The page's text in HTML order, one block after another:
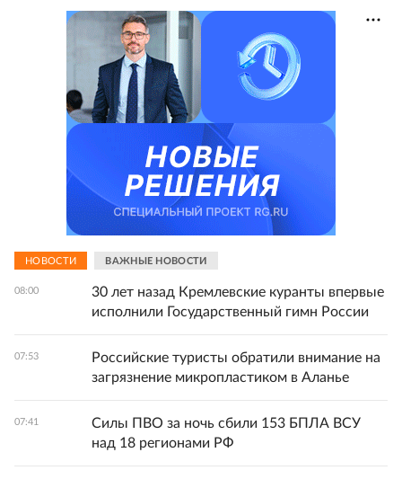
НОВОСТИ ВАЖНЫЕ НОВОСТИ
08:00
30 лет назад Кремлевские куранты впервые
исполнили Государственный гимн России
07:53
Российские туристы обратили внимание на
загрязнение микропластиком в Аланье
07:41
Силы ПВО за ночь сбили 153 БПЛА ВСУ
над 18 регионами РФ